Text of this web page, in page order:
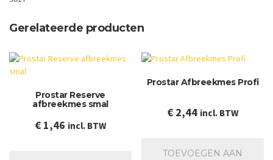
Gerelateerde producten
Prostar Reserve
afbreekmes smal
€1,46 incl. BTW
Prostar Afbreekmes Profi
€ 2,44 incl. BTW
TOEVOEGEN AAN